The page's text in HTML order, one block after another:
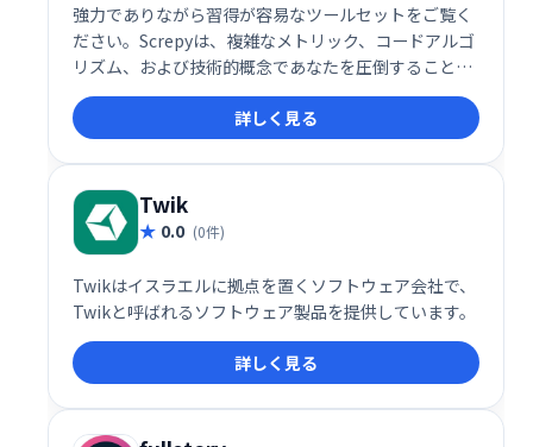
強力でありながら習得が容易なツールセットをご覧く
ださい。Screpyは、複雑なメトリック、コードアルゴ
リズム、および技術的概念であなたを圧倒することは
ありません！分析、スコアの提示、段階的なガイドラ
インの作成により、より多くのユーザーにリーチでき
ます。
詳しく見る
Twik
0.0 (0件)
Twikはイスラエルに拠点を置くソフトウェア会社で、
Twikと呼ばれるソフトウェア製品を提供しています。
詳しく見る